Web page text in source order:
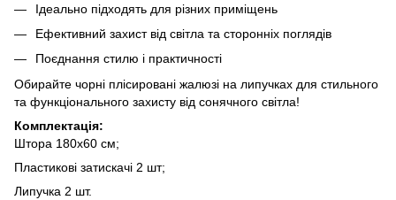
Ідеально підходять для різних приміщень
Ефективний захист від світла та сторонніх поглядів
Поєднання стилю і практичності
Обирайте чорні плісировані жалюзі на липучках для стильного
та функціонального захисту від сонячного світла!
Комплектація:
Штора 180х60 см;
Пластикові затискачі 2 шт;
Липучка 2 шт.